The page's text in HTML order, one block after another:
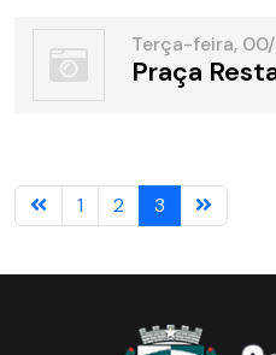
Terça-feira,
Praça
1 2 3